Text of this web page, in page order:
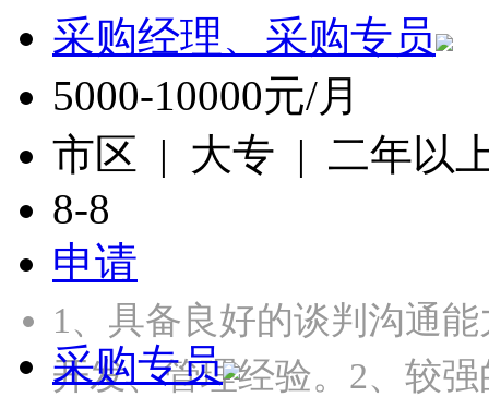
采购经理、采购专员
5000-10000元/月
市区 | 大专 | 二年以
8-8
申请
1、具备良好的谈判沟通
开发、管理经验。2、较
采购专员